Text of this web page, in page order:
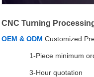
CNC Turning
OEM & ODM Customized
1-Piece minimum
3-Hour quotation